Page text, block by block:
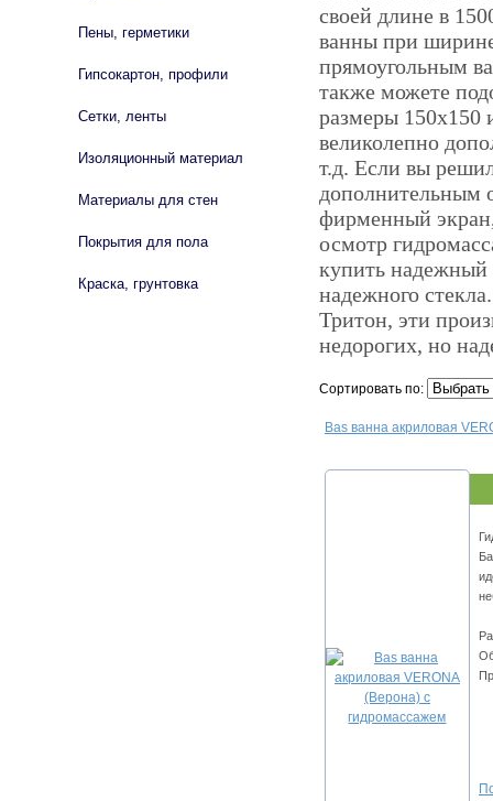
своей длине в
ванны при
прямоугольным
также можете
размеры 150х150
великолепно
т.д. Если вы
дополнительным
фирменный
осмотр
купить надежный
надежного
Тритон, эти
недорогих, но
Сортировать по:
Bas ванна акриловая
Пены, герметики
Гипсокартон, профили
Сетки, ленты
Изоляционный материал
Материалы для стен
Покрытия для пола
Краска, грунтовка